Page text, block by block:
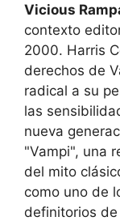
Vicious
contexto
2000. Harris
derechos de
radical a su
las
nueva
"Vampi", una
del mito
como uno de
definitorios